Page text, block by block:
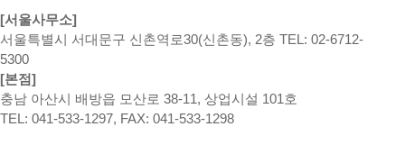
[서울사무소]
서울특별시 서대문구 신촌역로30(신촌동), 2층 TEL: 02-6712-
5300
[본점]
충남 아산시 배방읍 모산로 38-11, 상업시설 101호
TEL: 041-533-1297, FAX: 041-533-1298